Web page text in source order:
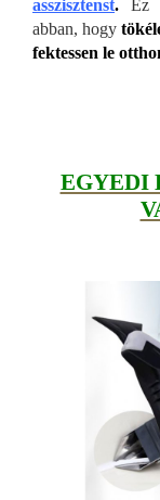
asszisztenst. Ez
abban, hogy
fektessen le
EGYEDI